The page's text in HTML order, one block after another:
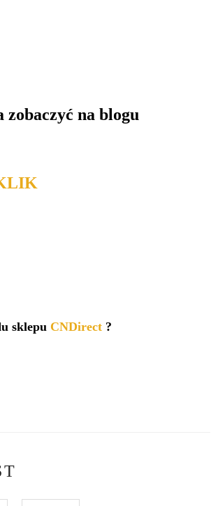
na blogu
sklepu CNDirect ?